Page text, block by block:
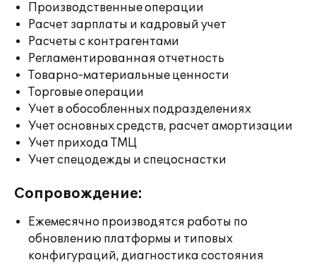
Производственные операции
Расчет зарплаты и кадровый учет
Расчеты с контрагентами
Регламентированная отчетность
Товарно-материальные ценности
Торговые операции
Учет в обособленных подразделениях
Учет основных средств, расчет амортизации
Учет прихода ТМЦ
Учет спецодежды и спецоснастки
Сопровождение:
Ежемесячно производятся работы по
обновлению платформы и типовых
конфигураций, диагностика состояния